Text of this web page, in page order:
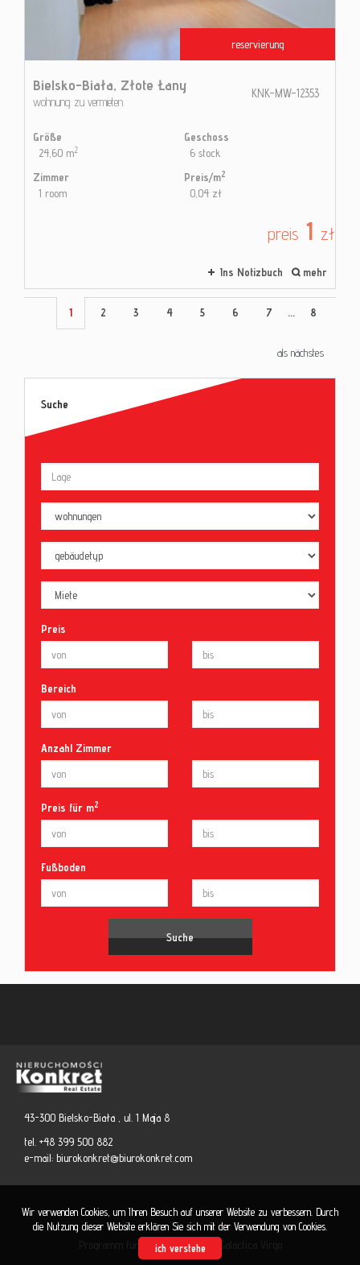
reservierung
Bielsko-Biała, Złote Łany
wohnung zu vermieten
KNK-MW-12353
Größe
24,60 m2
Geschoss
6 stock
Zimmer
1 room
Preis/m2
0,04 zł
preis 1 zł
Ins Notizbuch mehr
1 2 3 4 5 6 7 ... 8
als nächstes
Suche
Preis
Bereich
Anzahl Zimmer
Preis für m2
Fußboden
43-300 Bielsko-Biała , ul. 1 Maja 8
tel. +48 399 500 882
e-mail: biurokonkret@biurokonkret.com
Programm für Immobilienmakler
Wir verwenden Cookies, um Ihren Besuch auf unserer Website zu verbessern. Durch
die Nutzung dieser Website erklären Sie sich mit der Verwendung von Cookies.
ich verstehe